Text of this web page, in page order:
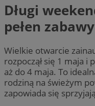
Długi
pełen zabawy
Wielkie otwarcie
rozpoczął się 1 maja i
aż do 4 maja. To
rodziną na świeżym
zapowiada się